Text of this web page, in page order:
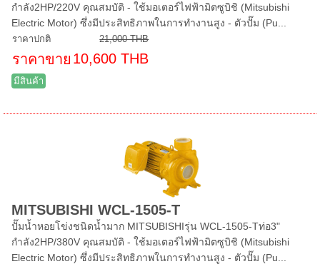
กำลัง2HP/220V คุณสมบัติ - ใช้มอเตอร์ไฟฟ้ามิตซูบิชิ (Mitsubishi
Electric Motor) ซึ่งมีประสิทธิภาพในการทำงานสูง - ตัวปั๊ม (Pu...
ราคาปกติ 21,000 THB
ราคาขาย 10,600 THB
มีสินค้า
MITSUBISHI WCL-1505-T
ปั๊มน้ำหอยโข่งชนิดน้ำมาก MITSUBISHIรุ่น WCL-1505-Tท่อ3"
กำลัง2HP/380V คุณสมบัติ - ใช้มอเตอร์ไฟฟ้ามิตซูบิชิ (Mitsubishi
Electric Motor) ซึ่งมีประสิทธิภาพในการทำงานสูง - ตัวปั๊ม (Pu...